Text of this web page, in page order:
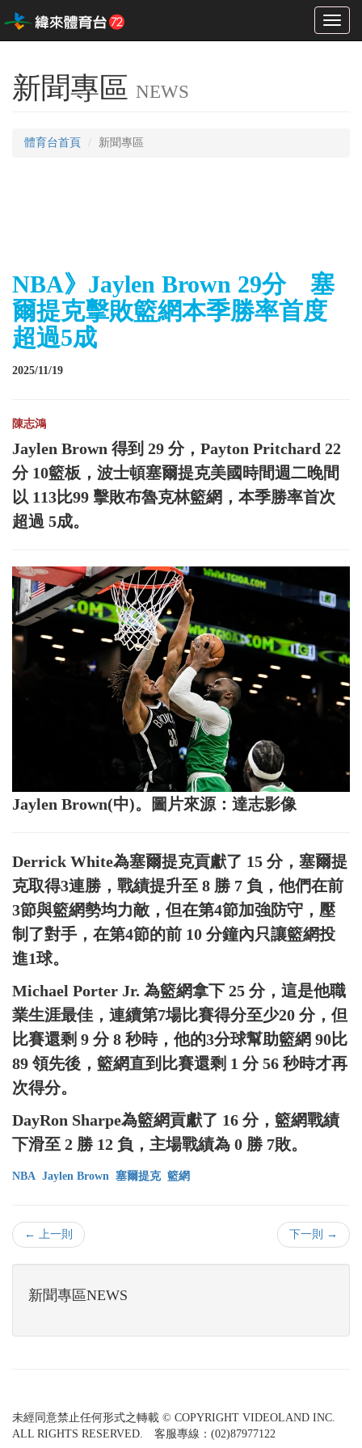
Toggle
新聞專區 NEWS
體育台首頁 新聞專區
NBA》Jaylen Brown 29分 塞
爾提克擊敗籃網本季勝率首度
超過5成
2025/11/19
陳志鴻
Jaylen Brown 得到 29 分，Payton Pritchard 22
分 10籃板，波士頓塞爾提克美國時間週二晚間
以 113比99 擊敗布魯克林籃網，本季勝率首次
超過 5成。
Jaylen Brown(中)。圖片來源：達志影像
Derrick White為塞爾提克貢獻了 15 分，塞爾提
克取得3連勝，戰績提升至 8 勝 7 負，他們在前
3節與籃網勢均力敵，但在第4節加強防守，壓
制了對手，在第4節的前 10 分鐘內只讓籃網投
進1球。
Michael Porter Jr. 為籃網拿下 25 分，這是他職
業生涯最佳，連續第7場比賽得分至少20 分，但
比賽還剩 9 分 8 秒時，他的3分球幫助籃網 90比
89 領先後，籃網直到比賽還剩 1 分 56 秒時才再
次得分。
DayRon Sharpe為籃網貢獻了 16 分，籃網戰績
下滑至 2 勝 12 負，主場戰績為 0 勝 7敗。
NBA Jaylen Brown 塞爾提克 籃網
← 上一則 下一則 →
新聞專區NEWS
未經同意禁止任何形式之轉載 © COPYRIGHT VIDEOLAND INC.
ALL RIGHTS RESERVED. 客服專線：(02)87977122